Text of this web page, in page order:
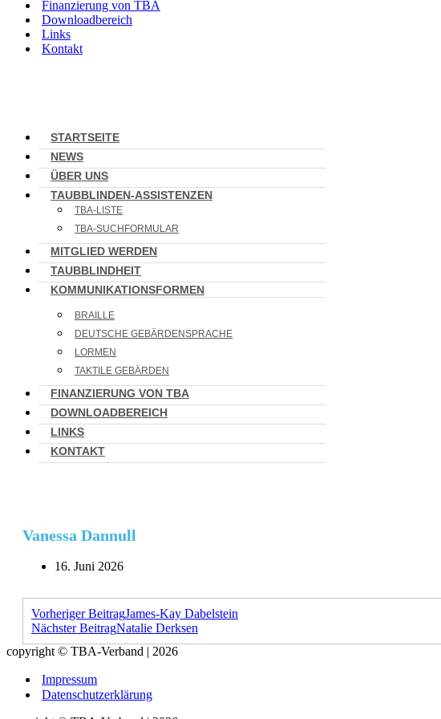
Finanzierung von TBA
Downloadbereich
Links
Kontakt
STARTSEITE
NEWS
ÜBER UNS
TAUBBLINDEN-ASSISTENZEN
TBA-LISTE
TBA-SUCHFORMULAR
MITGLIED WERDEN
TAUBBLINDHEIT
KOMMUNIKATIONSFORMEN
BRAILLE
DEUTSCHE GEBÄRDENSPRACHE
LORMEN
TAKTILE GEBÄRDEN
FINANZIERUNG VON TBA
DOWNLOADBEREICH
LINKS
KONTAKT
Vanessa Dannull
16. Juni 2026
Vorheriger BeitragJames-Kay Dabelstein
Nächster BeitragNatalie Derksen
copyright © TBA-Verband | 2026
Impressum
Datenschutzerklärung